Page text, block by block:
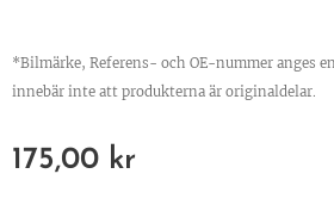
*Bilmärke, Referens- och OE-nummer anges
innebär inte att produkterna är originaldelar.
175,00 kr